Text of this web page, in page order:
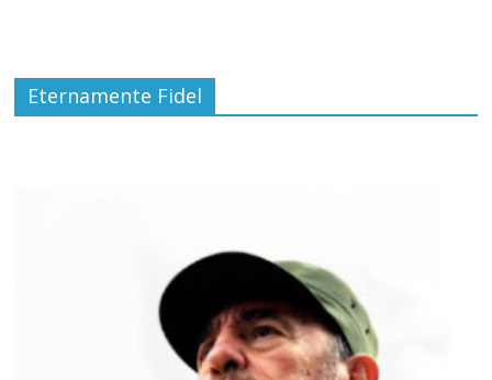
Eternamente Fidel